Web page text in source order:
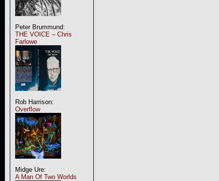
Peter Brummund:
THE VOICE – Chris
Farlowe
Rob Harrison:
Overflow
Midge Ure:
A Man Of Two Worlds